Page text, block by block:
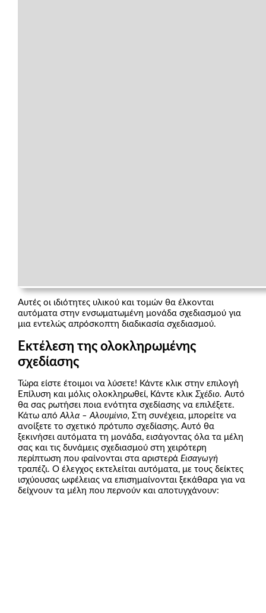
Αυτές οι ιδιότητες υλικού και τομών θα έλκονται
αυτόματα στην ενσωματωμένη μονάδα σχεδιασμού για
μια εντελώς απρόσκοπτη διαδικασία σχεδιασμού.
Εκτέλεση της ολοκληρωμένης
σχεδίασης
Τώρα είστε έτοιμοι να λύσετε! Κάντε κλικ στην επιλογή
Επίλυση και μόλις ολοκληρωθεί, Κάντε κλικ Σχέδιο. Αυτό
θα σας ρωτήσει ποια ενότητα σχεδίασης να επιλέξετε.
Κάτω από Αλλα – Αλουμίνιο, Στη συνέχεια, μπορείτε να
ανοίξετε το σχετικό πρότυπο σχεδίασης. Αυτό θα
ξεκινήσει αυτόματα τη μονάδα, εισάγοντας όλα τα μέλη
σας και τις δυνάμεις σχεδιασμού στη χειρότερη
περίπτωση που φαίνονται στα αριστερά Εισαγωγή
τραπέζι. Ο έλεγχος εκτελείται αυτόματα, με τους δείκτες
ισχύουσας ωφέλειας να επισημαίνονται ξεκάθαρα για να
δείχνουν τα μέλη που περνούν και αποτυγχάνουν: